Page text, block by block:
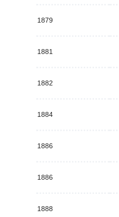
1879
1881
1882
1884
1886
1886
1888